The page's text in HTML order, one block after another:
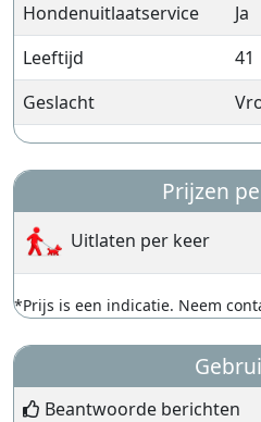
Hondenuitlaatservice
Ja
Leeftijd
41
Geslacht
Prijzen
Uitlaten per keer
*Prijs is een indicatie. Neem
Beantwoorde berichten